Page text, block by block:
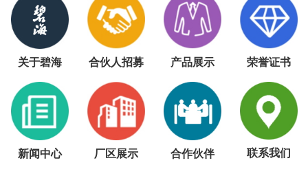
关于碧海 合伙人招募 产品展示 荣誉证书
新闻中心 厂区展示 合作伙伴 联系我们